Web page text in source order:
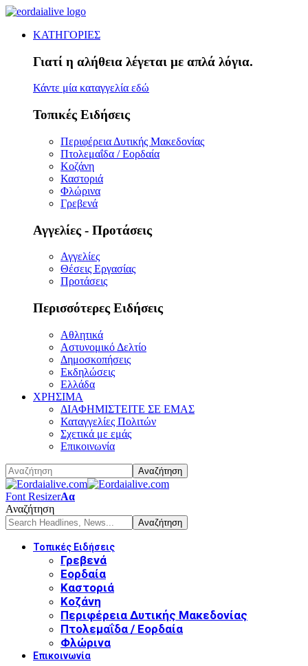
ΚΑΤΗΓΟΡΙΕΣ
Γιατί η αλήθεια λέγεται με απλά λόγια.
Κάντε μία καταγγελία εδώ
Τοπικές Ειδήσεις
Περιφέρεια Δυτικής Μακεδονίας
Πτολεμαΐδα / Εορδαία
Κοζάνη
Καστοριά
Φλώρινα
Γρεβενά
Αγγελίες - Προτάσεις
Αγγελίες
Θέσεις Εργασίας
Προτάσεις
Περισσότερες Ειδήσεις
Αθλητικά
Αστυνομικό Δελτίο
Δημοσκοπήσεις
Εκδηλώσεις
Ελλάδα
ΧΡΗΣΙΜΑ
ΔΙΑΦΗΜΙΣΤΕΙΤΕ ΣΕ ΕΜΑΣ
Καταγγελίες Πολιτών
Σχετικά με εμάς
Επικοινωνία
Font ResizerΑα
Αναζήτηση
Τοπικές Ειδήσεις
Γρεβενά
Εορδαία
Καστοριά
Κοζάνη
Περιφέρεια Δυτικής Μακεδονίας
Πτολεμαΐδα / Εορδαία
Φλώρινα
Επικοινωνία